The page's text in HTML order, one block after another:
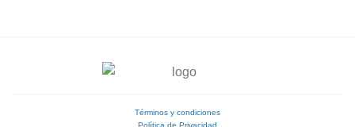
Términos y condiciones